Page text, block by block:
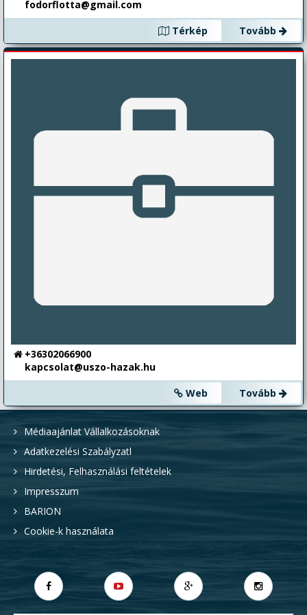
fodorflotta@gmail.com
Térkép
Tovább
+36302066900
kapcsolat@uszo-hazak.hu
Web
Tovább
Médiaajánlat Vállalkozásoknak
Adatkezelési Szabályzatl
Hirdetési, Felhasználási feltételek
Impresszum
BARION
Cookie-k használata